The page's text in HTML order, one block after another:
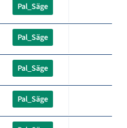
Pal_Säge
Pal_Säge
Pal_Säge
Pal_Säge